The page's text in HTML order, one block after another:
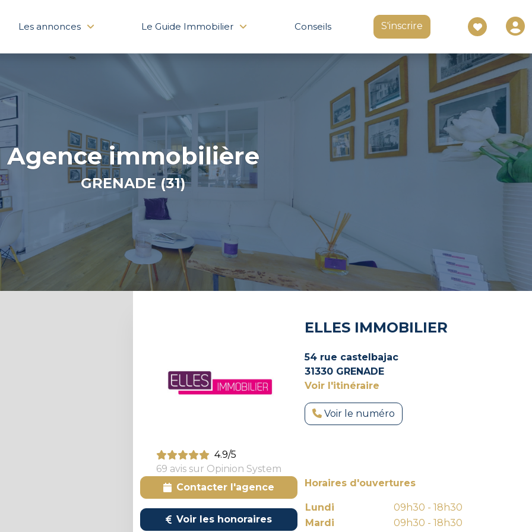
Les annonces Le Guide Immobilier Conseils S'inscrire
Agence immobilière
GRENADE (31)
4.9/5
69 avis sur Opinion System
ELLES IMMOBILIER
54 rue castelbajac
31330 GRENADE
Voir l'itinéraire
Voir le numéro
Contacter l'agence
Voir les honoraires
Horaires d'ouvertures
Lundi
09h30 - 18h30
Mardi
09h30 - 18h30